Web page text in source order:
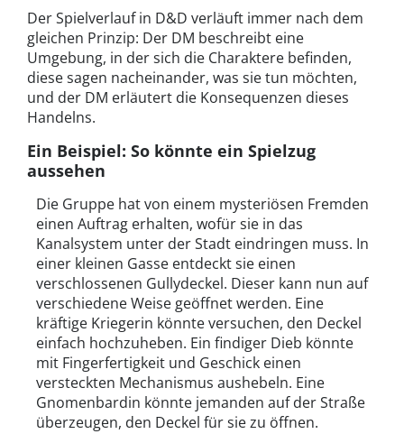
Der Spielverlauf in D&D verläuft immer nach dem
gleichen Prinzip: Der DM beschreibt eine
Umgebung, in der sich die Charaktere befinden,
diese sagen nacheinander, was sie tun möchten,
und der DM erläutert die Konsequenzen dieses
Handelns.
Ein Beispiel: So könnte ein Spielzug
aussehen
Die Gruppe hat von einem mysteriösen Fremden
einen Auftrag erhalten, wofür sie in das
Kanalsystem unter der Stadt eindringen muss. In
einer kleinen Gasse entdeckt sie einen
verschlossenen Gullydeckel. Dieser kann nun auf
verschiedene Weise geöffnet werden. Eine
kräftige Kriegerin könnte versuchen, den Deckel
einfach hochzuheben. Ein findiger Dieb könnte
mit Fingerfertigkeit und Geschick einen
versteckten Mechanismus aushebeln. Eine
Gnomenbardin könnte jemanden auf der Straße
überzeugen, den Deckel für sie zu öffnen.